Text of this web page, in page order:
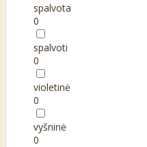
spalvota
0
spalvoti
0
violetinė
0
vyšninė
0